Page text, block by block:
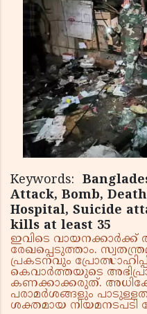
Keywords:
Attack, Bomb,
Hospital, Suicide
kills at least 35
ഇവിടെ വായനക്കാർക്ക്
രേഖപ്പെടുത്താം.
പ്രകടനവും
കെവാർത്തയുടെ
കണക്കാക്കരുത്.
പരാമർശങ്ങളും
ശക്തമായ നിയമനടപടി